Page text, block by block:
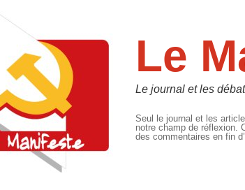
Le
Le journal et les
Seul le journal et les
notre champ de réflexion.
des commentaires en fin